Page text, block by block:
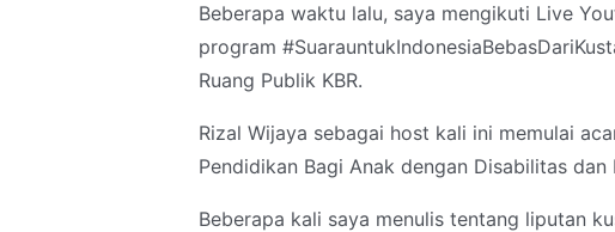
Beberapa waktu lalu, saya mengikuti Live
program
Ruang Publik KBR.
Rizal Wijaya sebagai host kali ini memulai
Pendidikan Bagi Anak dengan Disabilitas dan
Beberapa kali saya menulis tentang liputan